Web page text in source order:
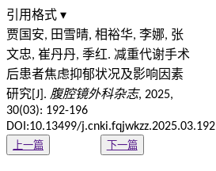
引用格式 ▾
贾国安, 田雪晴, 相裕华, 李娜, 张
文忠, 崔丹丹, 季红. 减重代谢手术
后患者焦虑抑郁状况及影响因素
研究[J]. 腹腔镜外科杂志, 2025,
30(03): 192-196
DOI:10.13499/j.cnki.fqjwkzz.2025.03.192
上一篇 下一篇